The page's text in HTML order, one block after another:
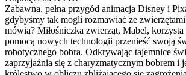
Zabawna, pełna przygód animacja Disney i
gdybyśmy tak mogli rozmawiać ze
mówią? Miłośniczka zwierząt, Mabel,
pomocą nowych technologii przenieść swoją
robotycznego bobra. Odkrywając tajemnice
zaprzyjaźnia się z charyzmatycznym bobrem i